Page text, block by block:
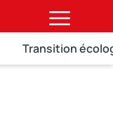
Transition